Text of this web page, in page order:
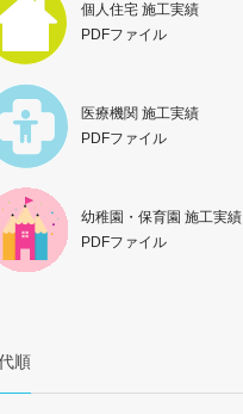
個人住宅 施工実績
PDFファイル
医療機関 施工実績
PDFファイル
幼稚園・保育園 施工実績
PDFファイル
順